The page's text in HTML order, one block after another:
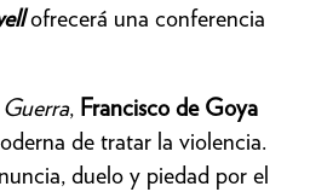
ofrecerá una conferencia
, Francisco de Goya
de tratar la violencia.
duelo y piedad por el